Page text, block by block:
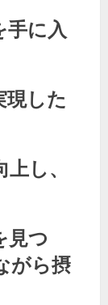
に入
した
し、
見つ
がら摂